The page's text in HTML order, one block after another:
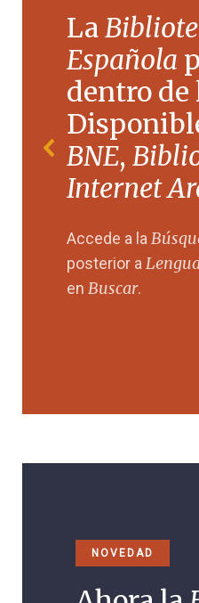
La
Española
dentro de
BNE,
Internet
Accede a la
posterior a
en Buscar.
NOVEDAD